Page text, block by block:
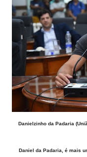
Danielzinho da Padaria
Daniel da Padaria, é mais